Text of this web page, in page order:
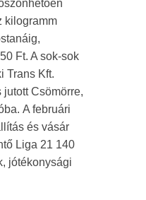
kilogramm
Ft. A sok-sok
Trans Kft.
Csömörre,
A februári
és vásár
Liga 21 140
jótékonysági